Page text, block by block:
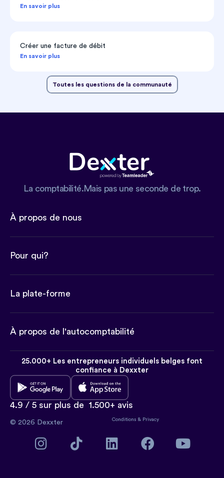
En savoir plus
Créer une facture de débit
En savoir plus
Toutes les questions de la communauté
La comptabilité.Mais pas une seconde de trop.
À propos de nous
Pour qui?
La plate-forme
À propos de l'autocomptabilité
25.000+ Les entrepreneurs individuels belges font
confiance à Dexxter
4.9 / 5 sur plus de 1.500+ avis
© 2026 Dexxter Conditions & Privacy